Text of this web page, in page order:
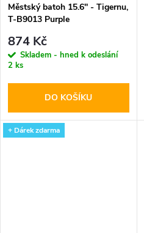
Městský batoh 15.6'' - Tigernu,
T-B9013 Purple
874 Kč
Skladem - hned k odeslání
2 ks
DO KOŠÍKU
+ Dárek zdarma